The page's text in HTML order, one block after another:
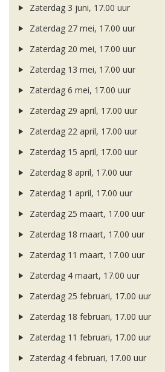
Zaterdag 3 juni, 17.00 uur
Zaterdag 27 mei, 17.00 uur
Zaterdag 20 mei, 17.00 uur
Zaterdag 13 mei, 17.00 uur
Zaterdag 6 mei, 17.00 uur
Zaterdag 29 april, 17.00 uur
Zaterdag 22 april, 17.00 uur
Zaterdag 15 april, 17.00 uur
Zaterdag 8 april, 17.00 uur
Zaterdag 1 april, 17.00 uur
Zaterdag 25 maart, 17.00 uur
Zaterdag 18 maart, 17.00 uur
Zaterdag 11 maart, 17.00 uur
Zaterdag 4 maart, 17.00 uur
Zaterdag 25 februari, 17.00 uur
Zaterdag 18 februari, 17.00 uur
Zaterdag 11 februari, 17.00 uur
Zaterdag 4 februari, 17.00 uur